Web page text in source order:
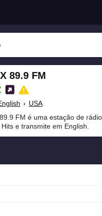
89.9 FM
› USA
FM é uma estação de
e transmite em English.